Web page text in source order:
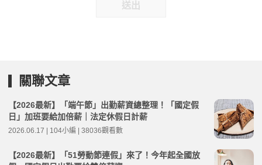
送出
關聯文章
【2026最新】「端午節」出勤薪資總整理！「國定假
日」加班要給加倍薪｜法定休假日計薪
2026.06.17 | 104小編 | 38036觀看數
【2026最新】「51勞動節連假」來了！今年起全國放